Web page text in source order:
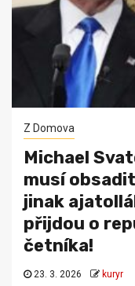
Z Domova
Michael
musí
jinak
přijdou o
četníka!
23. 3. 2026 kuryr